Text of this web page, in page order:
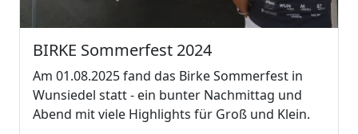
BIRKE Sommerfest 2024
Am 01.08.2025 fand das Birke Sommerfest in
Wunsiedel statt - ein bunter Nachmittag und
Abend mit viele Highlights für Groß und Klein.